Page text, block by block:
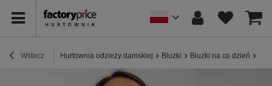
Wstecz Hurtownia odzieży damskiej Bluzki Bluzki na co dzień